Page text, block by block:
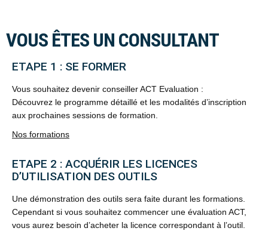
VOUS ÊTES UN CONSULTANT
ETAPE 1 : SE FORMER
Vous souhaitez devenir conseiller ACT Evaluation :
Découvrez le programme détaillé et les modalités d’inscription
aux prochaines sessions de formation.
Nos formations
ETAPE 2 : ACQUÉRIR LES LICENCES
D’UTILISATION DES OUTILS
Une démonstration des outils sera faite durant les formations.
Cependant si vous souhaitez commencer une évaluation ACT,
vous aurez besoin d’acheter la licence correspondant à l’outil.